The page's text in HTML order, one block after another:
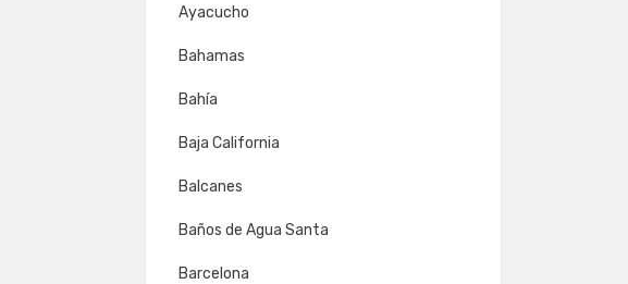
Ayacucho
Bahamas
Bahía
Baja California
Balcanes
Baños de Agua Santa
Barcelona